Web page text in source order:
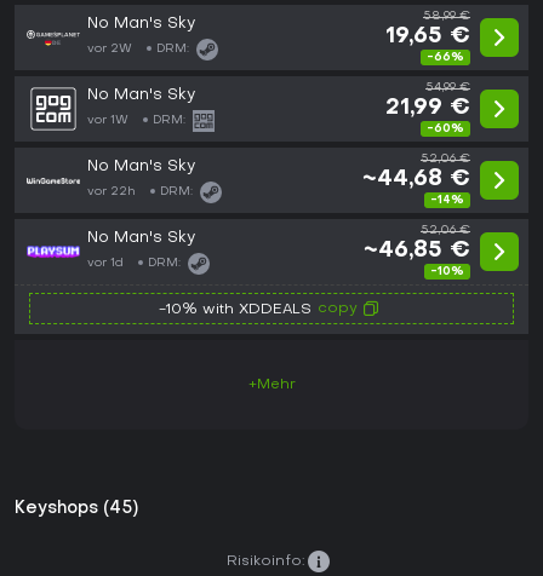
No Man's Sky
vor 2W DRM:
58,99 €
19,65 €
-66%
No Man's Sky
vor 1W DRM:
54,99 €
21,99 €
-60%
No Man's Sky
vor 22h DRM:
52,06 €
~44,68 €
-14%
No Man's Sky
vor 1d DRM:
52,06 €
~46,85 €
-10%
-10% with XDDEALS copy
+Mehr
Keyshops (45)
Risikoinfo: